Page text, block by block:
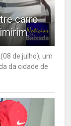
carro
de julho), um
da cidade de